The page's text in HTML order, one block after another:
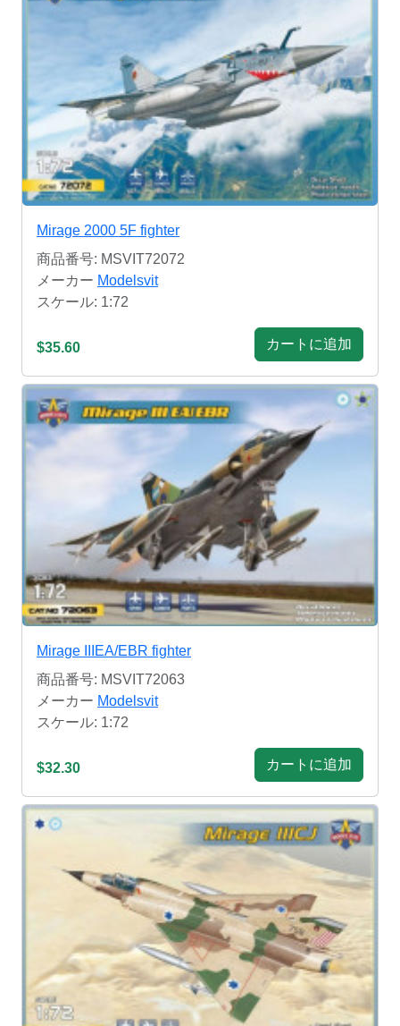
Mirage 2000 5F fighter
商品番号: MSVIT72072
メーカー Modelsvit
スケール: 1:72
$35.60 カートに追加
Mirage IIIEA/EBR fighter
商品番号: MSVIT72063
メーカー Modelsvit
スケール: 1:72
$32.30 カートに追加